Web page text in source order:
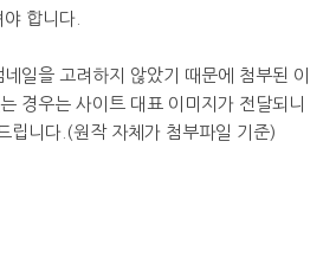
합니다.
일을 고려하지 않았기 때문에 첨부된 이
경우는 사이트 대표 이미지가 전달되니
립니다.(원작 자체가 첨부파일 기준)